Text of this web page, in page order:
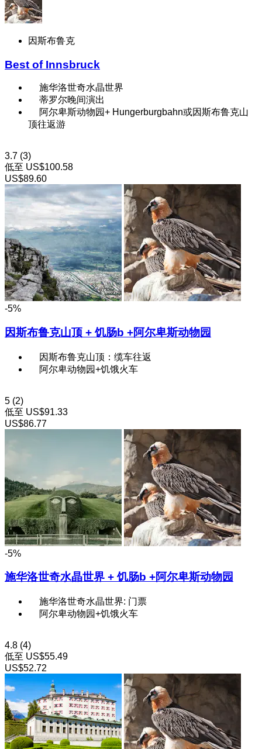
因斯布鲁克
Best of Innsbruck
施华洛世奇水晶世界
蒂罗尔晚间演出
阿尔卑斯动物园+ Hungerburgbahn或因斯布鲁克山
顶往返游
3.7 (3)
低至 US$100.58
US$89.60
-5%
因斯布鲁克山顶 + 饥肠b +阿尔卑斯动物园
因斯布鲁克山顶：缆车往返
阿尔卑动物园+饥饿火车
5 (2)
低至 US$91.33
US$86.77
-5%
施华洛世奇水晶世界 + 饥肠b +阿尔卑斯动物园
施华洛世奇水晶世界: 门票
阿尔卑动物园+饥饿火车
4.8 (4)
低至 US$55.49
US$52.72